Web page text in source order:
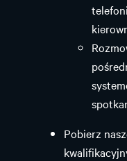
Pobierz